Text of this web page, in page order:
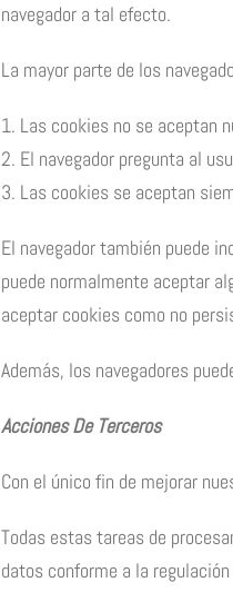
navegador a tal efecto.
La mayor parte de los
1. Las cookies no se aceptan
2. El navegador pregunta al
3. Las cookies se aceptan
El navegador también puede
puede normalmente aceptar
aceptar cookies como no
Además, los navegadores
Acciones De Terceros
Con el único fin de mejorar
Todas estas tareas de
datos conforme a la